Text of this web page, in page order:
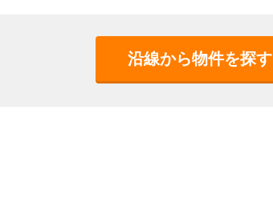
沿線から物件を探す